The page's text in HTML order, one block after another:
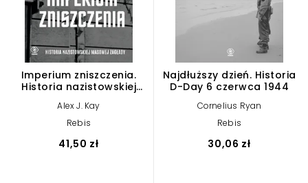
Imperium zniszczenia.
Historia nazistowskiej
Alex J. Kay
Rebis
41,50 zł
Najdłuższy dzień. Historia
D-Day 6 czerwca 1944
Cornelius Ryan
Rebis
30,06 zł